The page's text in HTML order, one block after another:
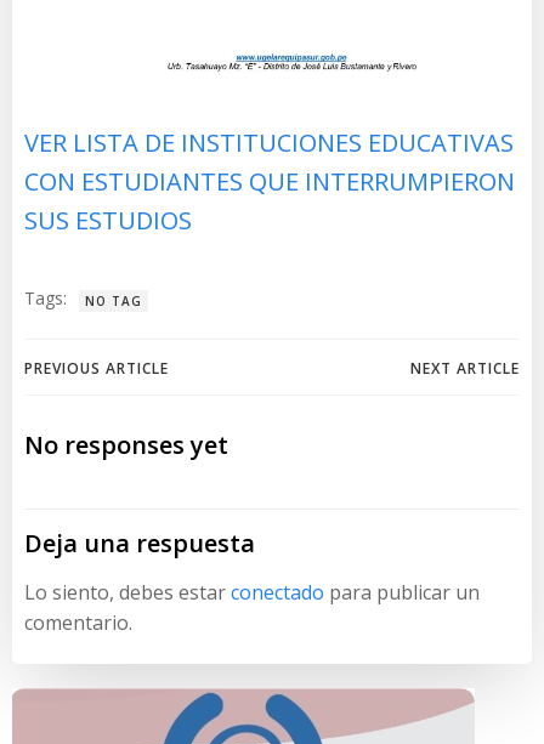
VER LISTA DE INSTITUCIONES EDUCATIVAS
CON ESTUDIANTES QUE INTERRUMPIERON
SUS ESTUDIOS
Tags: NO TAG
Navegación
de
PREVIOUS ARTICLE
Navegación
NEXT ARTICLE
No responses yet
Deja una respuesta
Lo siento, debes estarconectado para publicar un
comentario.